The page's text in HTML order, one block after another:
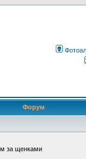
Форум
за щенками